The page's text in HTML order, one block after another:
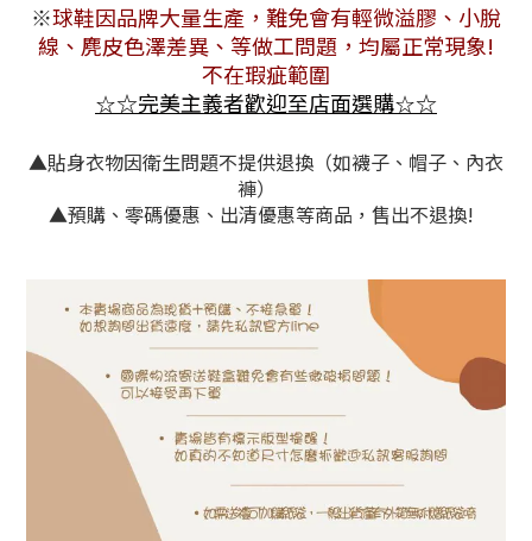
※球鞋因品牌大量生產，難免會有輕微溢膠、小脫
線、麂皮色澤差異 、等做工問題，均屬正常現象!
不在瑕疵範圍
☆☆完美主義者歡迎至店面選購☆☆
▲貼身衣物因衛生問題不提供退換（如襪子、帽子、內衣
褲）
▲預購、零碼優惠、出清優惠等商品，售出不退換!